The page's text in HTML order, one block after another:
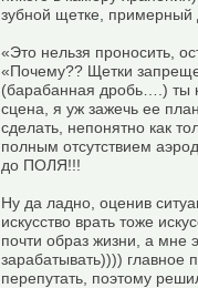
зубной щетке, примерный
«Это нельзя проносить,
«Почему?? Щетки
(барабанная дробь….)
сцена, я уж зажечь ее
сделать, непонятно как
полным отсутствием
до ПОЛЯ!!!
Ну да ладно, оценив
искусство врать тоже
почти образ жизни, а мне
зарабатывать)))) главное
перепутать, поэтому